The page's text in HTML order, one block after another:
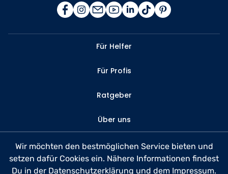
Für Helfer
Für Profis
Ratgeber
Über uns
Kontakt
FAQ
Wir möchten den bestmöglichen Service bieten und
setzen dafür Cookies ein. Nähere Informationen findest
Du in der Datenschutzerklärung und dem Impressum.